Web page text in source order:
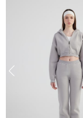
20 Ekim 2024
bayıldımmmm